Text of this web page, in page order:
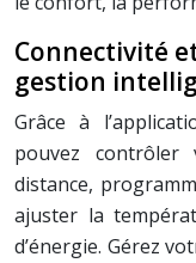
Connectivité
gestion
Grâce à
pouvez contrôler
distance,
ajuster la
d’énergie. Gérez